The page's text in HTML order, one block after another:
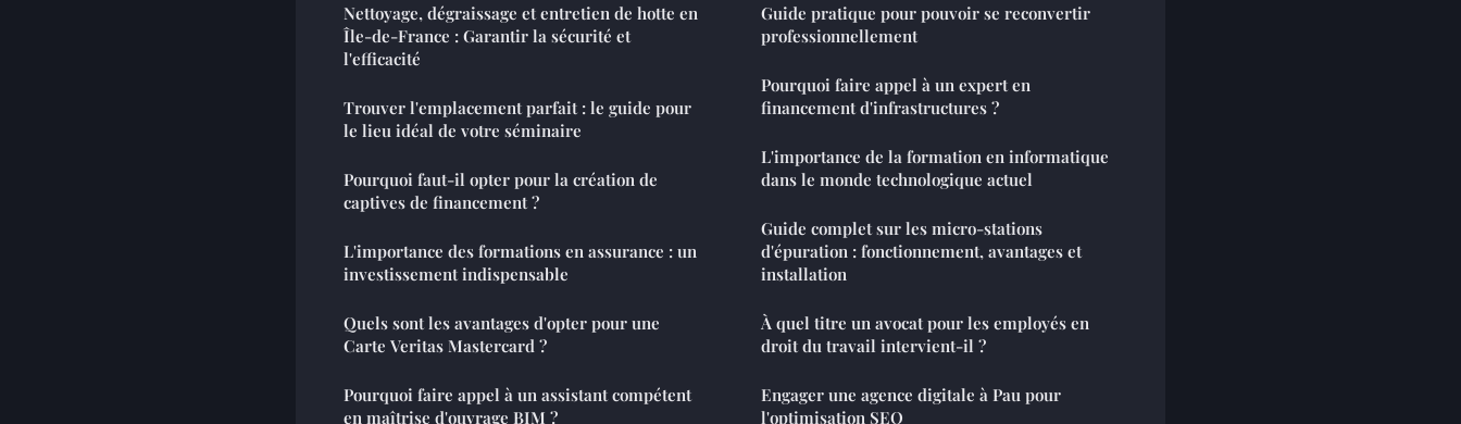
Nettoyage, dégraissage et entretien de hotte en
Île-de-France : Garantir la sécurité et
l'efficacité
Trouver l'emplacement parfait : le guide pour
le lieu idéal de votre séminaire
Pourquoi faut-il opter pour la création de
captives de financement ?
L'importance des formations en assurance : un
investissement indispensable
Quels sont les avantages d'opter pour une
Carte Veritas Mastercard ?
Pourquoi faire appel à un assistant compétent
en maîtrise d'ouvrage BIM ?
Guide pratique pour pouvoir se reconvertir
professionnellement
Pourquoi faire appel à un expert en
financement d'infrastructures ?
L'importance de la formation en informatique
dans le monde technologique actuel
Guide complet sur les micro-stations
d'épuration : fonctionnement, avantages et
installation
À quel titre un avocat pour les employés en
droit du travail intervient-il ?
Engager une agence digitale à Pau pour
l'optimisation SEO